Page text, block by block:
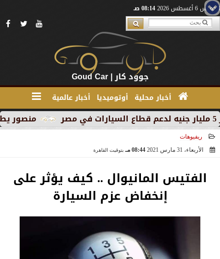
الخميس 6 أغسطس 2026 08:14 صـ
جوود كار | Goud Car
أخبار محلية أوتوميديا أخبار عالمية
منصور يطلق MG RX9 PHEV الجديدة كليًا في السوق المصري كأول سيارة Plug-in Hybrid من العلامة
ريفيوهات
الأربعاء، 31 مارس 2021
08:44 مـ بتوقيت القاهرة
الفتيس المانيوال .. كيف يؤثر على
إنخفاض عزم السيارة